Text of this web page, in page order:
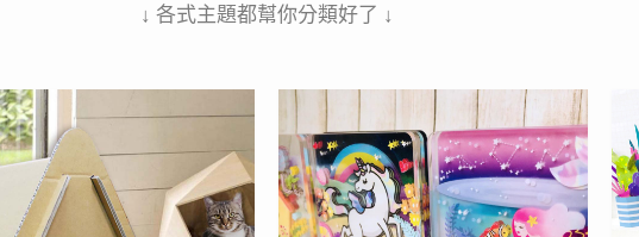
↓ 各式主題都幫你分類好了 ↓